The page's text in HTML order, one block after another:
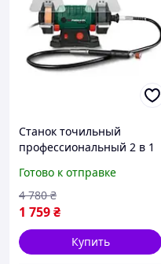
Станок точильный
профессиональный 2 в 1
120 Вт Parkside
Настольный заточной
станок
Готово к отправке
1 759₴
4 780 ₴
Купить